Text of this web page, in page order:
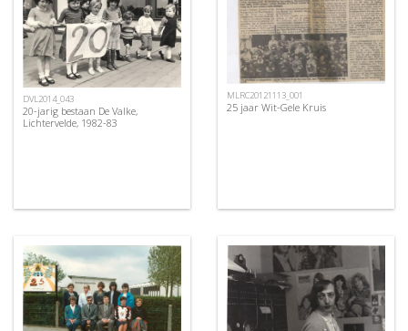
DVL2014_043
20-jarig bestaan De Valke,
Lichtervelde, 1982-83
MLRC20121113_001
25 jaar Wit-Gele Kruis